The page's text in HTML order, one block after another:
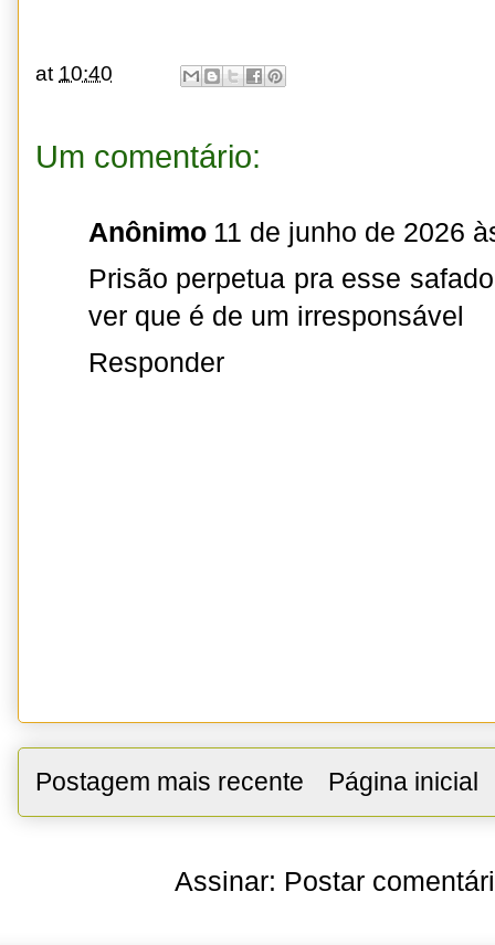
at 10:40
Um comentário:
Anônimo 11 de junho de 2026
Prisão perpetua pra esse
ver que é de um irresponsável
Responder
Postagem mais recente Página inicial
Assinar: Postar